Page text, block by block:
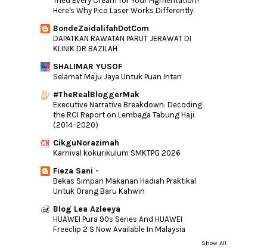
Set Kurus Terbaik
Atasi Kulit Bermasalah Dengan Q'SARRA
BEAUTY SKINCARE
Kena Banned?
SETIAP RUMAH PERLU ADA 1 PERIUK AJAIB
GENERATION 2
Apa Itu Dubsmash?
Salam Jumaat
Kambing Perap Sos Ladahitam ZGNS -
Review Nota Purba : Kurangnya Lelaki
Awas SPAM Kembali lagi
Belajar Mewarna Batik Di Pameran Kraf
Domain baru
Akar Lima Cafe
Here's Why Pico Laser Works Differently.
BondeZaidalifahDotCom
DAPATKAN RAWATAN PARUT JERAWAT DI
KLINIK DR BAZILAH
SHALIMAR YUSOF
Selamat Maju Jaya Untuk Puan Intan
#TheRealBloggerMak
Executive Narrative Breakdown: Decoding
the RCI Report on Lembaga Tabung Haji
(2014–2020)
CikguNorazimah
Karnival kokurikulum SMKTPG 2026
Fieza Sani -
Bekas Simpan Makanan Hadiah Praktikal
Untuk Orang Baru Kahwin
Blog Lea Azleeya
HUAWEI Pura 90s Series And HUAWEI
Freeclip 2 S Now Available In Malaysia
Show All